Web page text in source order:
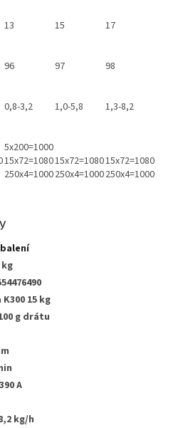
13 15 17
96 97 98
0,8-3,2 1,0-5,8 1,3-8,2
5x200=1000
15x72=1080
250x4=1000
15x72=1080
250x4=1000
15x72=1080
250x4=1000
kg
K300 15 kg
g drátu
A
kg/h